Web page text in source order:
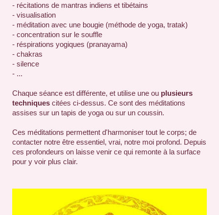
- récitations de mantras indiens et tibétains
- visualisation
- méditation avec une bougie (méthode de yoga, tratak)
- concentration sur le souffle
- réspirations yogiques (pranayama)
- chakras
- silence
- ...
Chaque séance est différente, et utilise une ou plusieurs
techniques citées ci-dessus. Ce sont des méditations
assises sur un tapis de yoga ou sur un coussin.
Ces méditations permettent d'harmoniser tout le corps; de
contacter notre être essentiel, vrai, notre moi profond. Depuis
ces profondeurs on laisse venir ce qui remonte à la surface
pour y voir plus clair.